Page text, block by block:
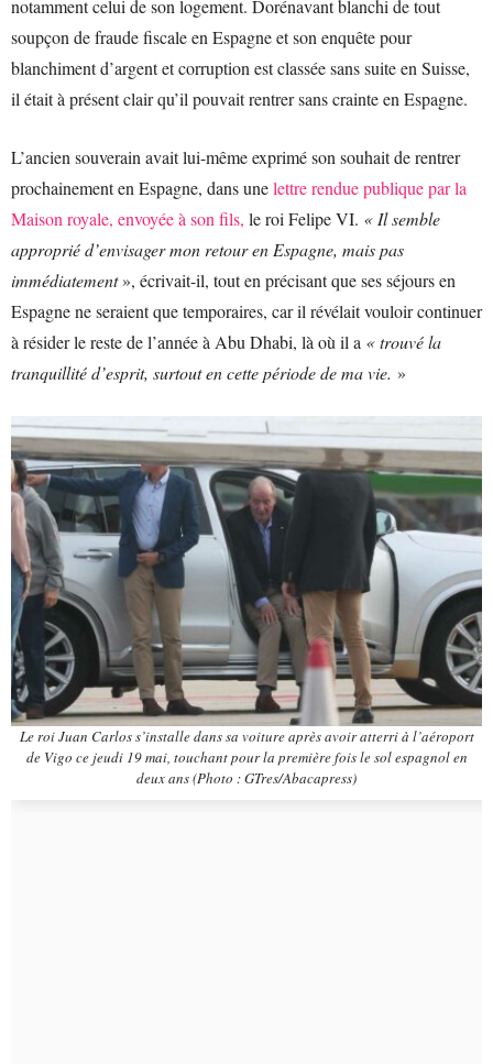
notamment celui de son logement. Dorénavant blanchi de tout
soupçon de fraude fiscale en Espagne et son enquête pour
blanchiment d’argent et corruption est classée sans suite en Suisse,
il était à présent clair qu’il pouvait rentrer sans crainte en Espagne.
L’ancien souverain avait lui-même exprimé son souhait de rentrer
prochainement en Espagne, dans unelettre rendue publique par la
Maison royale, envoyée à son fils, le roi Felipe VI. « Il semble
approprié d’envisager mon retour en Espagne, mais pas
immédiatement», écrivait-il, tout en précisant que ses séjours en
Espagne ne seraient que temporaires, car il révélait vouloir continuer
à résider le reste de l’année à Abu Dhabi, là où il a « trouvé la
tranquillité d’esprit, surtout en cette période de ma vie. »
Le roi Juan Carlos s’installe dans sa voiture après avoir atterri à l’aéroport
de Vigo ce jeudi 19 mai, touchant pour la première fois le sol espagnol en
deux ans (Photo : GTres/Abacapress)